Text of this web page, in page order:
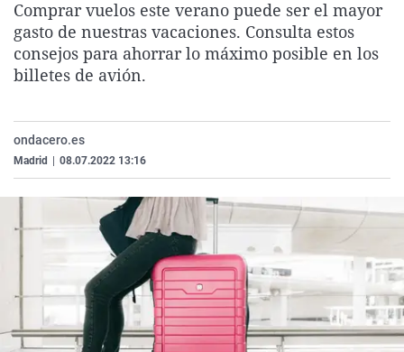
La rosa de los vientos
Gente viajera
Caso
Retornados
Extremadura
Galicia
Virales
Televisión
Comprar vuelos este verano puede ser el mayor
gasto de nuestras vacaciones. Consulta estos
consejos para ahorrar lo máximo posible en los
billetes de avión.
ondacero.es
Madrid 08.07.2022 13:16